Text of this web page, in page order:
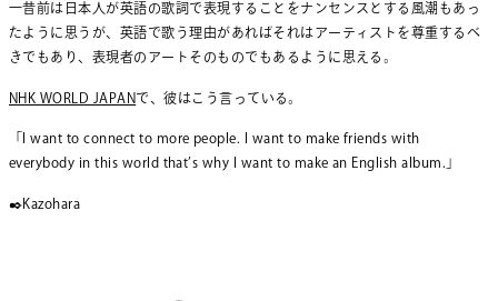
一昔前は日本人が英語の歌詞で表現することをナンセンスとする風潮もあっ
たように思うが、英語で歌う理由があればそれはアーティストを尊重するべ
きでもあり、表現者のアートそのものでもあるように思える。
NHK WORLD JAPAN で、彼はこう言っている。
「I want to connect to more people. I want to make friends with
everybody in this world that’s why I want to make an English album.」
✒️Kazohara